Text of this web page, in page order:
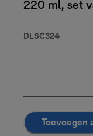
220 ml, set
DLSC324
Toevoegen